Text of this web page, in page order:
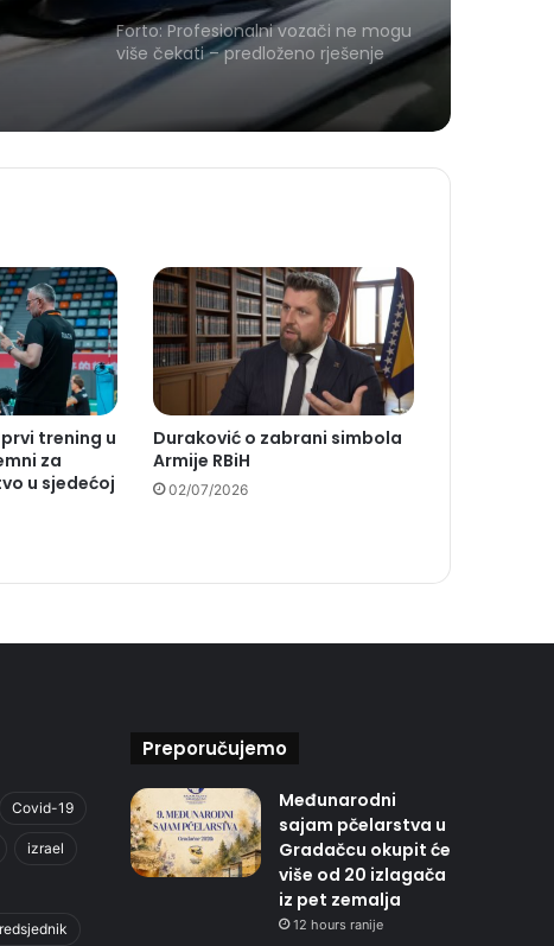
Forto: Profesionalni vozači ne mogu
više čekati – predloženo rješenje
Evropskoj komisiji
trening u
za
u sjedećoj
Duraković o zabrani simbola
Armije RBiH
02/07/2026
Covid-19
izrael
Preporučujemo
Međunarodni
sajam pčelarstva u
Gradačcu okupit će
više od 20 izlagača
iz pet zemalja
12 hours ranije